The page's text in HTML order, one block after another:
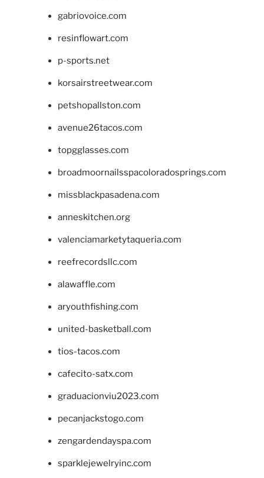
gabriovoice.com
resinflowart.com
p-sports.net
korsairstreetwear.com
petshopallston.com
avenue26tacos.com
topgglasses.com
broadmoornailsspacoloradosprings.com
missblackpasadena.com
anneskitchen.org
valenciamarketytaqueria.com
reefrecordsllc.com
alawaffle.com
aryouthfishing.com
united-basketball.com
tios-tacos.com
cafecito-satx.com
graduacionviu2023.com
pecanjackstogo.com
zengardendayspa.com
sparklejewelryinc.com